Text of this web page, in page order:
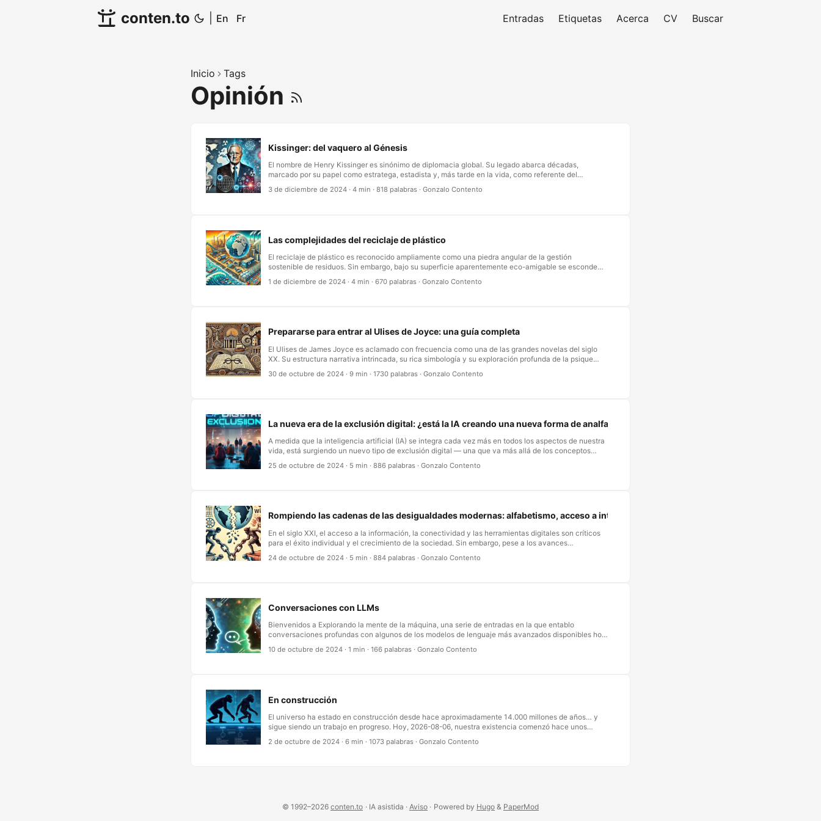
conten.to En Fr Entradas Etiquetas Acerca CV Buscar
Inicio Tags
Opinión
Kissinger: del vaquero al Génesis
El nombre de Henry Kissinger es sinónimo de diplomacia global. Su legado abarca décadas,
marcado por su papel como estratega, estadista y, más tarde en la vida, como referente del
pensamiento sobre los desafíos que moldean el futuro de la humanidad. Comparar al personaje
desafiante y consciente de su imagen entrevistado por Oriana Fallaci en los años 70 con el autor
3 de diciembre de 2024 · 4 min · 818 palabras · Gonzalo Contento
Las complejidades del reciclaje de plástico
El reciclaje de plástico es reconocido ampliamente como una piedra angular de la gestión
sostenible de residuos. Sin embargo, bajo su superficie aparentemente eco-amigable se esconde
una red de retos económicos y logísticos que ponen en duda su efectividad global. Dado que solo
alrededor del 9-10% del plástico se recicla realmente a nivel mundial, la pregunta flota en el aire:
regiones, la capacidad de gestionar el reciclaje de forma efectiva es muy limitada, y buena parte del
plástico termina en vertederos, incineración o, peor, en océanos y ríos. …
1 de diciembre de 2024 · 4 min · 670 palabras · Gonzalo Contento
Prepararse para entrar al Ulises de Joyce: una guía completa
El Ulises de James Joyce es aclamado con frecuencia como una de las grandes novelas del siglo
XX. Su estructura narrativa intrincada, su rica simbología y su exploración profunda de la psique
literario, una buena preparación puede potenciar su comprensión y disfrute de la obra. Aquí va un
30 de octubre de 2024 · 9 min · 1730 palabras · Gonzalo Contento
La nueva era de la exclusión digital: ¿está la IA creando una nueva forma de analfabetismo?
A medida que la inteligencia artificial (IA) se integra cada vez más en todos los aspectos de nuestra
vida, está surgiendo un nuevo tipo de exclusión digital — una que va más allá de los conceptos
tradicionales de alfabetismo y falta de acceso a internet. Esta exclusión nace de la falta de
comprensión y de la incapacidad de interactuar con las tecnologías de IA, creando una forma
25 de octubre de 2024 · 5 min · 886 palabras · Gonzalo Contento
Rompiendo las cadenas de las desigualdades modernas: alfabetismo, acceso a internet y alfabetización digital
En el siglo XXI, el acceso a la información, la conectividad y las herramientas digitales son críticos
para el éxito individual y el crecimiento de la sociedad. Sin embargo, pese a los avances
de formas modernas de desigualdad. Exploremos tres barreras principales: el alfabetismo, la falta de
24 de octubre de 2024 · 5 min · 884 palabras · Gonzalo Contento
Conversaciones con LLMs
Bienvenidos a Explorando la mente de la máquina, una serie de entradas en la que entablo
conversaciones profundas con algunos de los modelos de lenguaje más avanzados disponibles hoy
— ChatGPT, Claude, Gemini y Grok. En estos diálogos no solo pongo a prueba sus capacidades;
empujo los límites de lo que significa discutir ideas filosóficas complejas con una inteligencia
10 de octubre de 2024 · 1 min · 166 palabras · Gonzalo Contento
En construcción
El universo ha estado en construcción desde hace aproximadamente 14.000 millones de años… y
sigue siendo un trabajo en progreso. Hoy, 2026-08-06, nuestra existencia comenzó hace unos
nuestro planeta, la humanidad y nuestros logros son apenas momentos fugaces. La perspectiva
2 de octubre de 2024 · 6 min · 1073 palabras · Gonzalo Contento
© 1992–2026 conten.to · IA asistida · Aviso · Powered by Hugo & PaperMod